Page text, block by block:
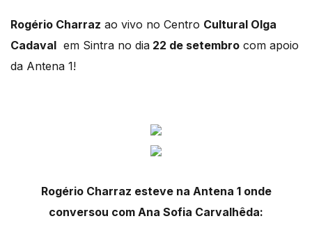
Rogério Charraz ao vivo no Centro Cultural Olga
Cadaval em Sintra no dia 22 de setembro com apoio
da Antena 1!
Rogério Charraz esteve na Antena 1 onde
conversou com Ana Sofia Carvalhêda: